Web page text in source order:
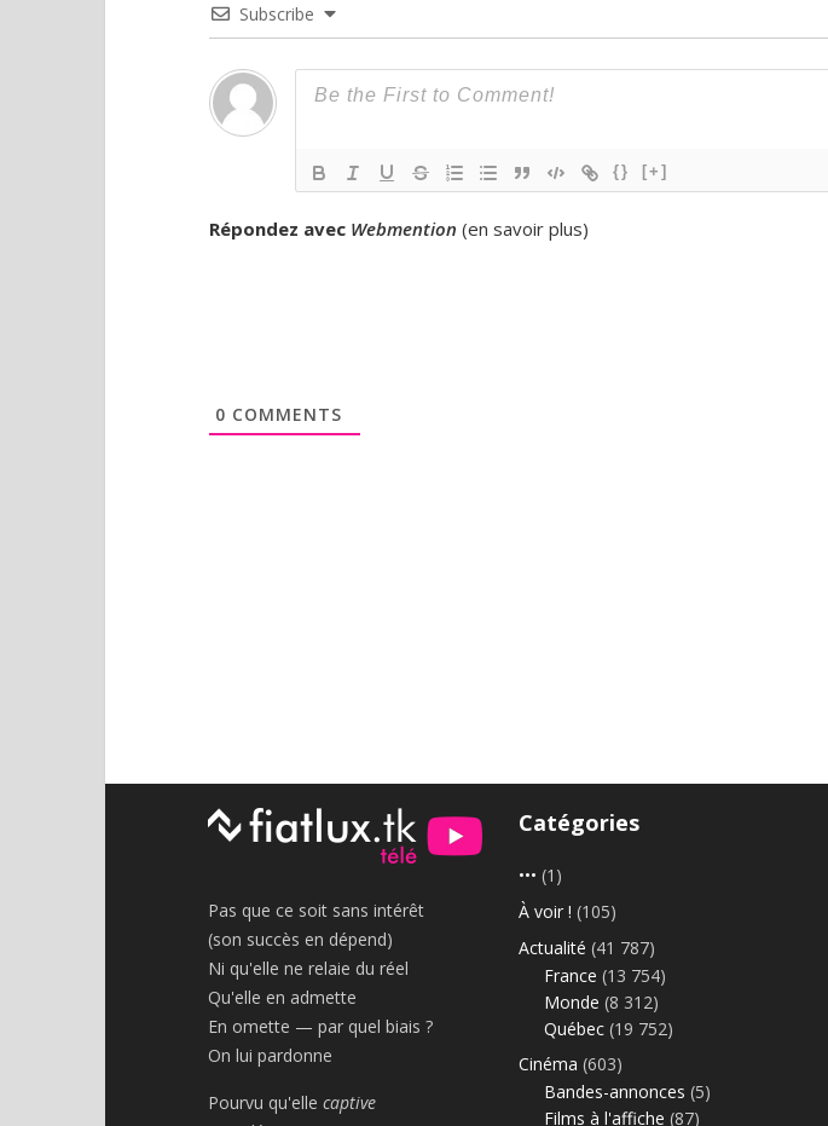
Subscribe
{} [+]
Répondez avec Webmention (en savoir plus)
0 COMMENTS
Pas que ce soit sans intérêt
(son succès en dépend)
Ni qu'elle ne relaie du réel
Qu'elle en admette
En omette — par quel biais ?
On lui pardonne
Pourvu qu'elle captive
Catégories
••• (1)
À voir ! (105)
Actualité (41 787)
France (13 754)
Monde (8 312)
Québec (19 752)
Cinéma (603)
Bandes-annonces (5)
Films à l'affiche (87)